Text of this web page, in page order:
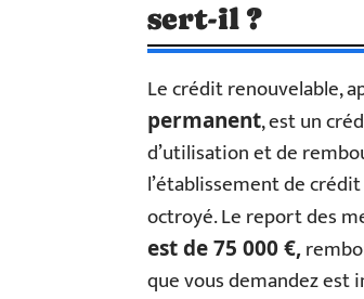
sert-il ?
Le crédit renouvelable,
permanent, est un
d’utilisation et de
l’établissement de
octroyé. Le report des
est de 75 000 €,
que vous demandez est